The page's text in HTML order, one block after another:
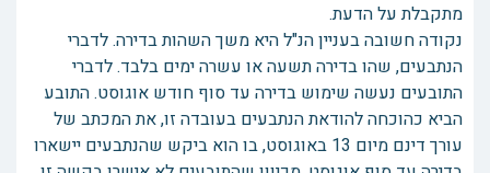
מתקבלת על הדעת.
נקודה חשובה בעניין הנ"ל היא משך השהות בדירה. לדברי
הנתבעים, שהו בדירה תשעה או עשרה ימים בלבד. לדברי
התובעים נעשה שימוש בדירה עד סוף חודש אוגוסט. התובע
הביא כהוכחה להודאת הנתבעים בעובדה זו, את המכתב של
עורך דינם מיום 13 באוגוסט, בו הוא ביקש שהנתבעים יישארו